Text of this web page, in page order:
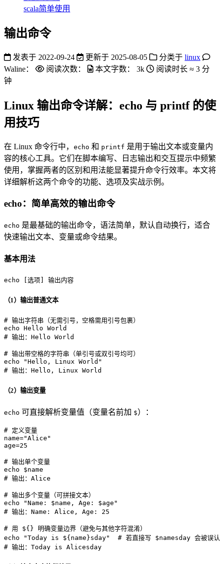
scala简单使用
输出命令
发表于 2022-09-24 更新于 2025-08-05 分类于 linux
Waline：
阅读次数： 本文字数： 3k 阅读时长 ≈ 3 分
钟
Linux 输出命令详解：echo 与 printf 的使
用技巧
在 Linux 命令行中， echo 和 printf 是用于输出文本或变量内
容的核心工具。它们在脚本编写、日志输出和交互提示中频繁
使用，掌握两者的区别和用法能显著提升命令行效率。本文将
详细解析这两个命令的功能、选项及实战示例。
echo：简单高效的输出命令
echo 是最基础的输出命令，语法简单，默认自动换行，适合
快速输出文本、变量或命令结果。
基本用法
echo [选项] 输出内容
（1）输出普通文本
# 输出字符串（无需引号，空格需用引号包裹）
echo
# 输出：Hello World
# 输出带空格的字符串（单引号或双引号均可）
echo
"Hello, Linux World"
# 输出：Hello, Linux World
（2）输出变量
echo 可直接解析变量值（变量名前加 $）：
# 定义变量
name="Alice"
age=25
# 输出单个变量
echo
$name
# 输出：Alice
# 输出多个变量（可拼接文本）
echo
"Name: $name , Age: $age "
# 输出：Name: Alice, Age: 25
# 用 ${} 明确变量边界（避免与其他字符混淆）
echo
"Today is ${name}sday"
# 若直接写 $namesday 会被误
# 输出：Today is Alicesday